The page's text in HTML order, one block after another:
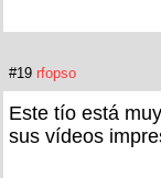
#19 rfopso
Este tío está
sus vídeos